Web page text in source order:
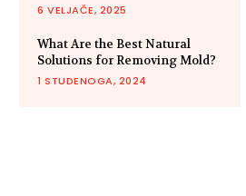
6 VELJAČE, 2025
What Are the Best Natural
Solutions for Removing Mold?
1 STUDENOGA, 2024